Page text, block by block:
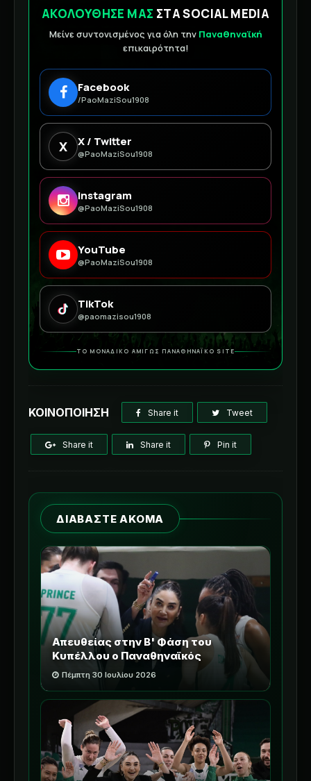
ΑΚΟΛΟΥΘΗΣΕ ΜΑΣ ΣΤΑ SOCIAL MEDIA
Μείνε συντονισμένος για όλη την Παναθηναϊκή
επικαιρότητα!
Facebook
/PaoMaziSou1908
X X / Twitter
@PaoMaziSou1908
Instagram
@PaoMaziSou1908
YouTube
@PaoMaziSou1908
TikTok
@paomazisou1908
ΤΟ ΜΟΝΑΔΙΚΟ ΑΜΙΓΩΣ ΠΑΝΑΘΗΝΑΪΚΟ SITE
ΚΟΙΝΟΠΟΙΗΣΗ Share it Tweet
Share it Share it Pin it
ΔΙΑΒΑΣΤΕ ΑΚΟΜΑ
Απευθείας στην Β' Φάση του
Κυπέλλου ο Παναθηναϊκός
Πέμπτη 30 Ιουλίου 2026